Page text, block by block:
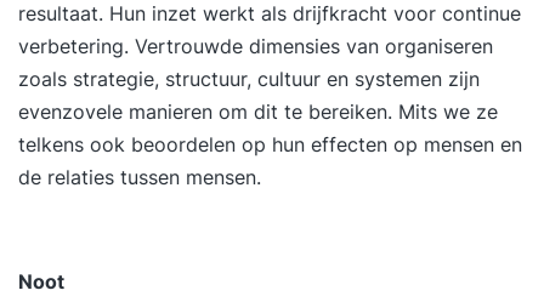
resultaat. Hun inzet werkt als drijfkracht voor continue
verbetering. Vertrouwde dimensies van organiseren
zoals strategie, structuur, cultuur en systemen zijn
evenzovele manieren om dit te bereiken. Mits we ze
telkens ook beoordelen op hun effecten op mensen en
de relaties tussen mensen.
Noot